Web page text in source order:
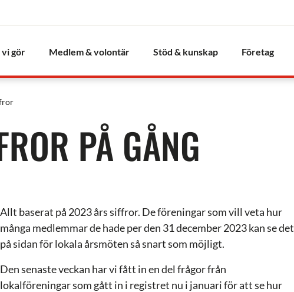
vi gör Medlem & volontär Stöd & kunskap Företag
PÅ GÅNG
Allt baserat på 2023 års siffror. De föreningar som vill veta hur
många medlemmar de hade per den 31 december 2023 kan se det
på sidan för lokala årsmöten så snart som möjligt.
Den senaste veckan har vi fått in en del frågor från
lokalföreningar som gått in i registret nu i januari för att se hur